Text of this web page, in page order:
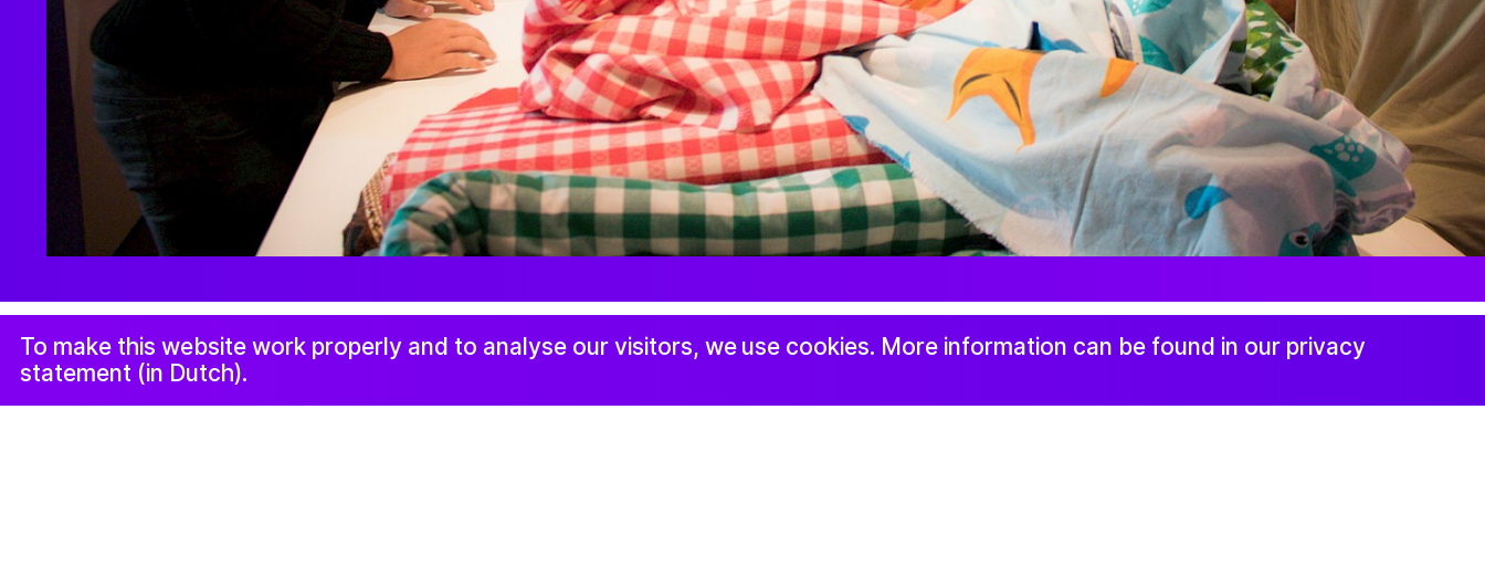
To make this website work properly and to analyse our visitors, we use cookies. More information can be found in our privacy
statement (in Dutch).
Proclaimer and complaints
procedure
Instagram Facebook LinkedIn Newsletter
© 2019-now. All rights reserved. Design and website byStudio Harris Blondman